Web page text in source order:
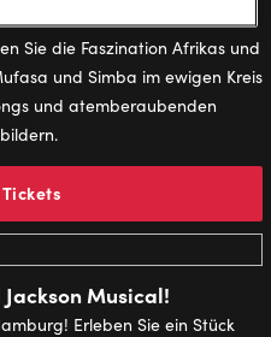
DER LÖWEN
Sie die Faszination Afrikas und
und Simba im ewigen Kreis
und atemberaubenden
Musical!
Erleben Sie ein Stück